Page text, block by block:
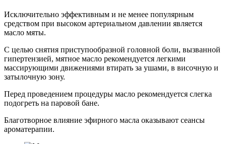
Исключительно эффективным и не менее популярным
средством при высоком артериальном давлении является
масло мяты.
С целью снятия приступообразной головной боли, вызванной
гипертензией, мятное масло рекомендуется легкими
массирующими движениями втирать за ушами, в височную и
затылочную зону.
Перед проведением процедуры масло рекомендуется слегка
подогреть на паровой бане.
Благотворное влияние эфирного масла оказывают сеансы
ароматерапии.